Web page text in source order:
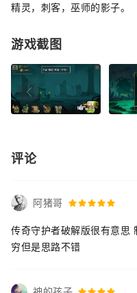
精灵，刺客，巫师的影子。
游戏截图
评论
阿猪哥
传奇守护者破解版很有意思
穷但是思路不错